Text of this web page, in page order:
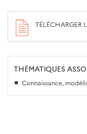
TÉLÉCHARGER
THÉMATIQUES
Connaissance,